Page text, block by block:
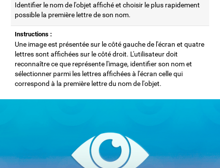
Identifier le nom de l'objet affiché et choisir le plus rapidement
possible la première lettre de son nom.
Instructions :
Une image est présentée sur le côté gauche de l'écran et quatre
lettres sont affichées sur le côté droit. L'utilisateur doit
reconnaître ce que représente l'image, identifier son nom et
sélectionner parmi les lettres affichées à l'écran celle qui
correspond à la première lettre du nom de l'objet.